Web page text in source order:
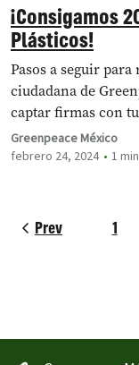
¡Consigamos
Plásticos!
Pasos a seguir
ciudadana de
captar firmas con
Greenpeace México
febrero 24, 2024
1
Prev 1